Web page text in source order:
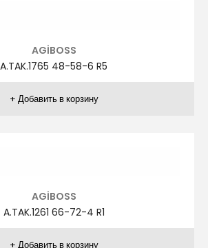
AGİBOSS
A.TAK.1235 50-60-6 R3
AGİBOSS
A.TAK.1235 50-60-6 R4